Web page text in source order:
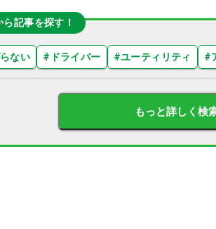
記事を探す！
ない # ドライバー #ユーティリティ #
もっと詳しく検